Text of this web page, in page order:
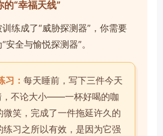
的“幸福天线”
练成了“威胁探测器”，你需要
全与愉悦探测器”。
习： 每天睡前，写下三件今天
，不论大小——一杯好喝的咖
笑，完成了一件拖延许久的
习之所以有效，是因为它强